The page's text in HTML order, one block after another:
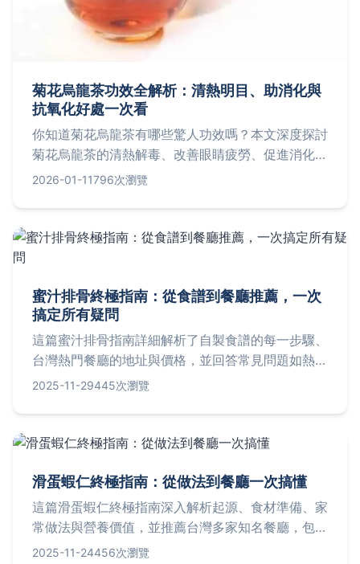
菊花烏龍茶功效全解析：清熱明目、助消化與
抗氧化好處一次看
你知道菊花烏龍茶有哪些驚人功效嗎？本文深度探討
菊花烏龍茶的清熱解毒、改善眼睛疲勞、促進消化和
抗氧化等多元好處，並分享正確沖泡技巧與適用人
2026-01-11796次瀏覽
蜜汁排骨終極指南：從食譜到餐廳推薦，一次
搞定所有疑問
這篇蜜汁排骨指南詳細解析了自製食譜的每一步驟、
台灣熱門餐廳的地址與價格，並回答常見問題如熱量
控制和保存技巧。無論您是想在家輕鬆烹飪，還是外
美享受蜜汁排骨的甜蜜滋味。內容涵蓋起源、技巧、
推薦店家，以及個人經驗分享，確保您從決策到品嚐
2025-11-29445次瀏覽
滑蛋蝦仁終極指南：從做法到餐廳一次搞懂
這篇滑蛋蝦仁終極指南深入解析起源、食材準備、家
常做法與營養價值，並推薦台灣多家知名餐廳，包含
地址、價格、營業時間等實用信息。同時解答常見問
2025-11-24456次瀏覽